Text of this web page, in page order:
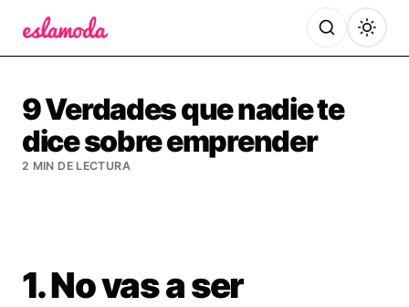
9 Verdades que nadie te
dice sobre emprender
2 MIN DE LECTURA
1. No vas a ser